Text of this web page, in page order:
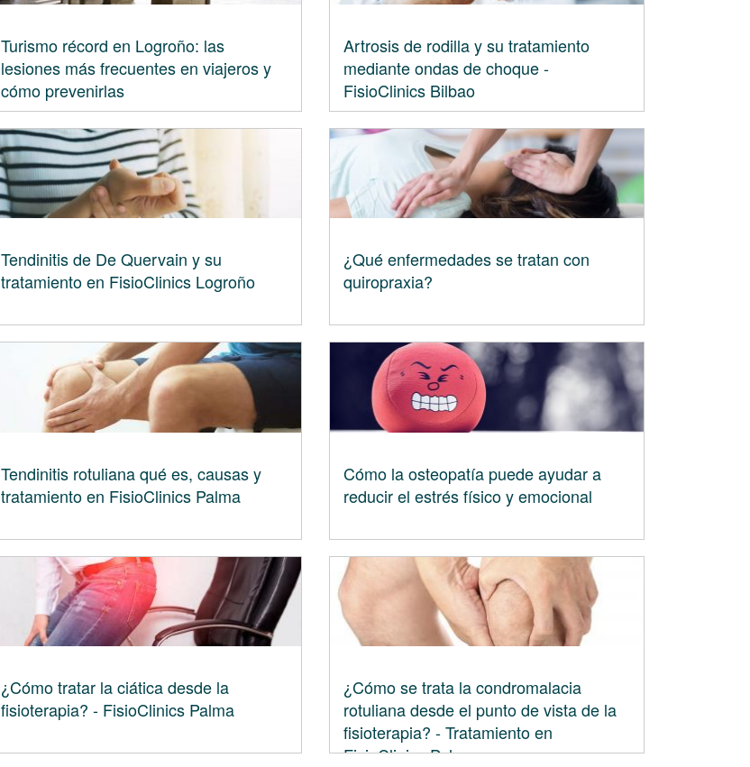
Turismo récord en Logroño: las
lesiones más frecuentes en viajeros y
cómo prevenirlas
Artrosis de rodilla y su tratamiento
mediante ondas de choque -
FisioClinics Bilbao
Tendinitis de De Quervain y su
tratamiento en FisioClinics Logroño
¿Qué enfermedades se tratan con
quiropraxia?
Tendinitis rotuliana qué es, causas y
tratamiento en FisioClinics Palma
Cómo la osteopatía puede ayudar a
reducir el estrés físico y emocional
¿Cómo tratar la ciática desde la
fisioterapia? - FisioClinics Palma
¿Cómo se trata la condromalacia
rotuliana desde el punto de vista de la
fisioterapia? - Tratamiento en
FisioClinics Palma